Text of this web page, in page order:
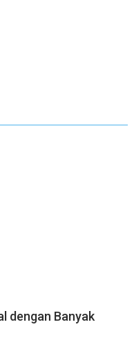
dengan Banyak